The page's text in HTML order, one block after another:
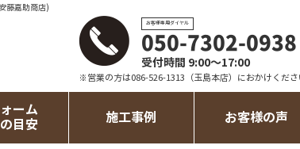
藤嘉助商店)
お客様専用ダイヤル
050-7302-0938
受付時間 9:00～17:00
※営業の方は086-526-1313（玉島本店）におかけくださ
ーム
目安
施工事例 お客様の声